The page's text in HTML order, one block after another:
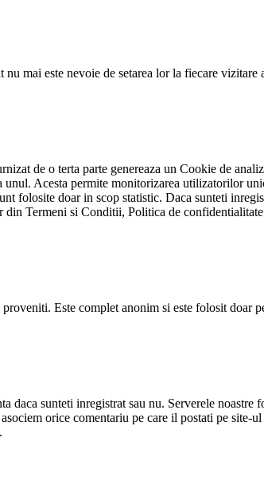
mai este nevoie de setarea lor la fiecare
de o terta parte genereaza un Cookie de
Acesta permite monitorizarea utilizatorilor
folosite doar in scop statistic. Daca sunteti
Termeni si Conditii, Politica de
Este complet anonim si este folosit doar
daca sunteti inregistrat sau nu. Serverele
orice comentariu pe care il postati pe site-